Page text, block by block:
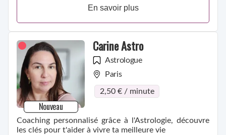
En savoir plus
Nouveau
Carine Astro
Astrologue
Paris
2,50 € / minute
Coaching personnalisé grâce à l'Astrologie, découvre
les clés pour t'aider à vivre ta meilleure vie